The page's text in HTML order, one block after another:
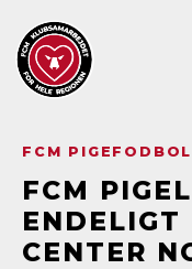
FCM
FCM
CENTER